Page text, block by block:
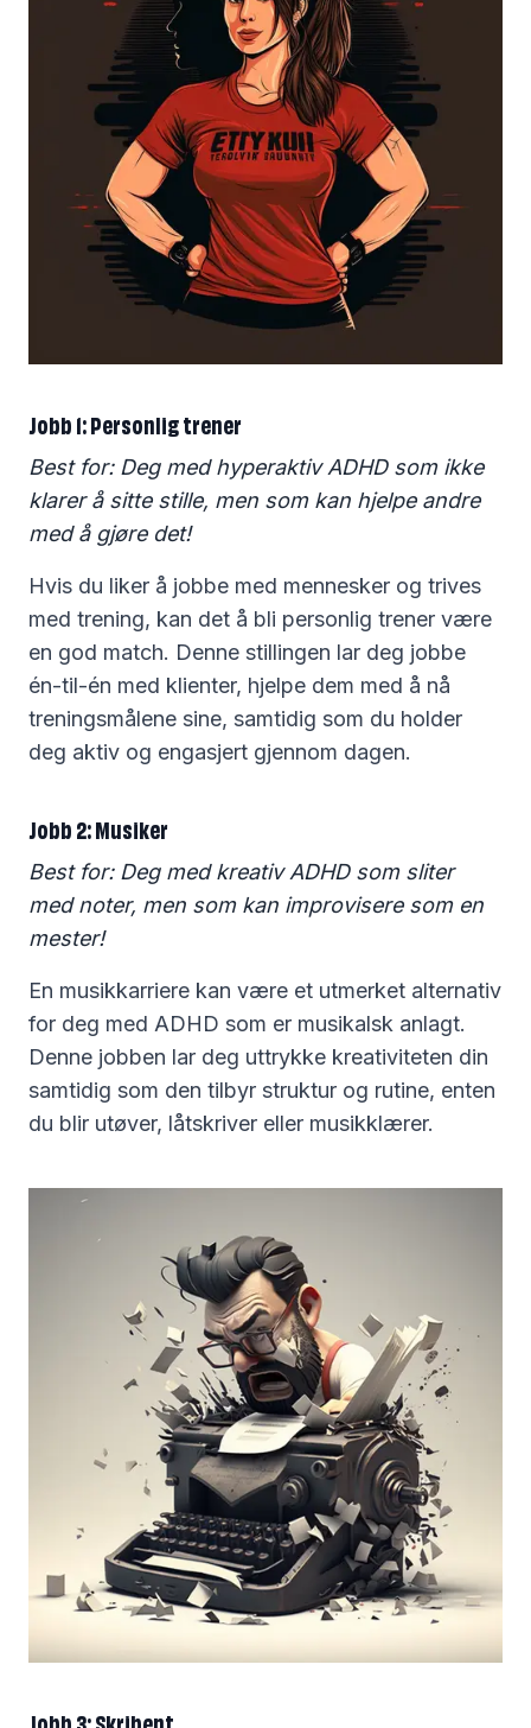
Jobb 1: Personlig trener
Best for: Deg med hyperaktiv ADHD som ikke
klarer å sitte stille, men som kan hjelpe andre
med å gjøre det!
Hvis du liker å jobbe med mennesker og trives
med trening, kan det å bli personlig trener være
en god match. Denne stillingen lar deg jobbe
én-til-én med klienter, hjelpe dem med å nå
treningsmålene sine, samtidig som du holder
deg aktiv og engasjert gjennom dagen.
Jobb 2: Musiker
Best for: Deg med kreativ ADHD som sliter
med noter, men som kan improvisere som en
mester!
En musikkarriere kan være et utmerket alternativ
for deg med ADHD som er musikalsk anlagt.
Denne jobben lar deg uttrykke kreativiteten din
samtidig som den tilbyr struktur og rutine, enten
du blir utøver, låtskriver eller musikklærer.